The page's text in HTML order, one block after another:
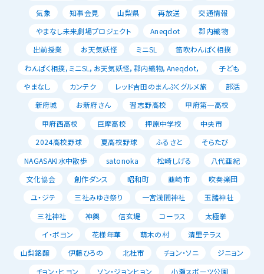
気象
知事会見 山梨県 再放送
交通情報
やまなし未来劇場プロジェクト
Aneqdot
郡内織物
出前授業
お天気妖怪 ミニSL
笛吹わんぱく相撲
わんぱく相撲，ミニSL，お天気妖怪，郡内織物，Aneqdot，
子ども
やまなし
カンテク レッド吉田のまんぷくグルメ旅
部活
新府城
お新府さん 習志野高校
甲府第一高校
甲府西高校
巨摩高校 押原中学校
中央市
2024高校野球
夏高校野球 ふるさと
そらたび
NAGASAKI水中散歩
satonoka 松崎しげる
八代亜紀
文化協会
創作ダンス 昭和町 韮崎市
吹奏楽団
ユ・ジテ
三社みゆき祭り 一宮浅間神社
玉諸神社
三社神社
神輿 信玄堤 コーラス
太極拳
イ・ボヨン
花様年華 萌木の村
清里テラス
山梨銘醸
伊藤ひろの 北杜市 チョン・ソニ
ジニョン
チョン・ヒヨン
ソン・ジョンヒョン 小瀬スポーツ公園